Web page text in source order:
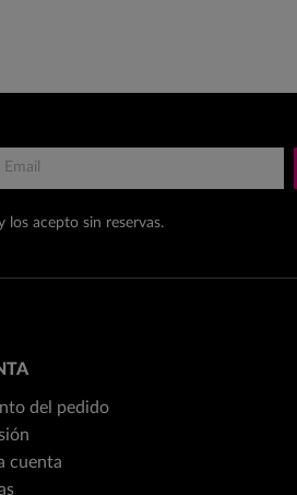
los acepto sin reservas.
del pedido
cuenta